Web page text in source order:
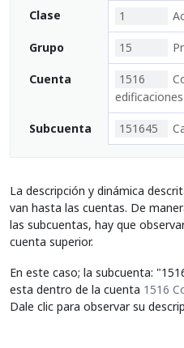
Clase 1
Grupo 15
Cuenta 1516
edificaciones
Subcuenta 151645
La descripción y dinámica
van hasta las cuentas. De
las subcuentas, hay que
cuenta superior.
En este caso; la subcuenta:
esta dentro de la cuenta 1516
Dale clic para observar su